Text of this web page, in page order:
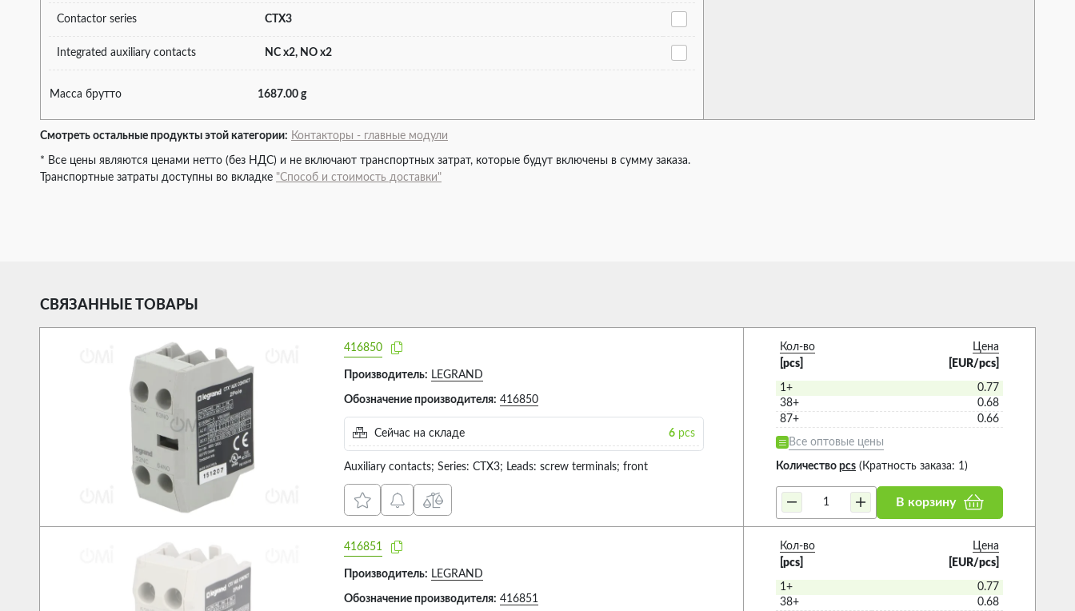
Contactor series CTX3
Integrated auxiliary contacts NC x2, NO x2
Масса брутто 1687.00 g
Смотреть остальные продукты этой категории: Контакторы - главные модули
* Все цены являются ценами нетто (без НДС) и не включают транспортных затрат, которые будут включены в сумму заказа.
Транспортные затраты доступны во вкладке "Способ и стоимость доставки"
СВЯЗАННЫЕ ТОВАРЫ
416850
Производитель: LEGRAND
Обозначение производителя: 416850
Сейчас на складе 6 pcs
Auxiliary contacts; Series: CTX3; Leads: screw terminals; front
Кол-во
[pcs]
Цена
[EUR/pcs]
1+
0.77
38+
0.68
87+
0.66
Все оптовые цены
Количество pcs (Кратность заказа: 1)
В корзину
416851
Производитель: LEGRAND
Обозначение производителя: 416851
Кол-во
[pcs]
Цена
[EUR/pcs]
1+
0.77
38+
0.68